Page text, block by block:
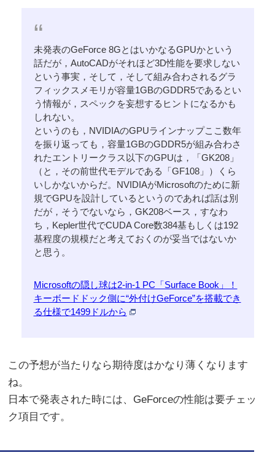
未発表のGeForce 8GとはいかなるGPUかという
話だが，AutoCADがそれほど3D性能を要求しない
という事実，そして，そして組み合わされるグラ
フィックスメモリが容量1GBのGDDR5であるとい
う情報が，スペックを妄想するヒントになるかも
しれない。
というのも，NVIDIAのGPUラインナップここ数年
を振り返っても，容量1GBのGDDR5が組み合わさ
れたエントリークラス以下のGPUは，「GK208」
（と，その前世代モデルである「GF108」）くら
いしかないからだ。NVIDIAがMicrosoftのために新
規でGPUを設計しているというのであれば話は別
だが，そうでないなら，GK208ベース，すなわ
ち，Kepler世代でCUDA Core数384基もしくは192
基程度の規模だと考えておくのが妥当ではないか
と思う。
Microsoftの隠し球は2-in-1 PC「Surface Book」！
キーボードドック側に“外付けGeForce”を搭載でき
る仕様で1499ドルから
この予想が当たりなら期待度はかなり薄くなります
ね。
日本で発表された時には、GeForceの性能は要チェッ
ク項目です。